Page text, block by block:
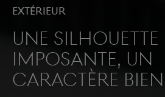
Extérieur
Une silhouette
imposante, un
caractère